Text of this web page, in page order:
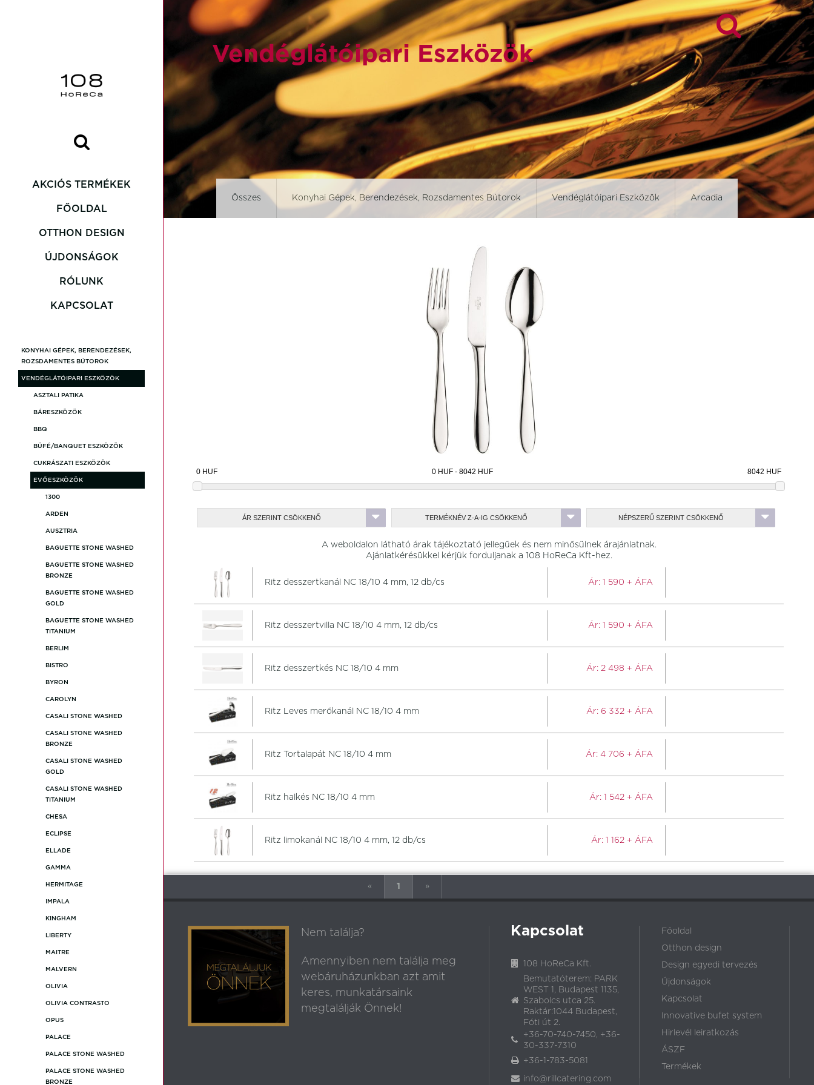
AKCIÓS TERMÉKEK
FŐOLDAL
OTTHON DESIGN
ÚJDONSÁGOK
RÓLUNK
KAPCSOLAT
KONYHAI GÉPEK, BERENDEZÉSEK,
ROZSDAMENTES BÚTOROK
VENDÉGLÁTÓIPARI ESZKÖZÖK
ASZTALI PATIKA
BÁRESZKÖZÖK
BBQ
BÜFÉ/BANQUET ESZKÖZÖK
CUKRÁSZATI ESZKÖZÖK
EVŐESZKÖZÖK
1300
ARDEN
AUSZTRIA
BAGUETTE STONE WASHED
BAGUETTE STONE WASHED
BRONZE
BAGUETTE STONE WASHED
GOLD
BAGUETTE STONE WASHED
TITANIUM
BERLIM
BISTRO
BYRON
CAROLYN
CASALI STONE WASHED
CASALI STONE WASHED
BRONZE
CASALI STONE WASHED
GOLD
CASALI STONE WASHED
TITANIUM
CHESA
ECLIPSE
ELLADE
GAMMA
HERMITAGE
IMPALA
KINGHAM
LIBERTY
MAITRE
MALVERN
OLIVIA
OLIVIA CONTRASTO
OPUS
PALACE
PALACE STONE WASHED
PALACE STONE WASHED
BRONZE
Vendéglátóipari Eszközök
Összes Konyhai Gépek, Berendezések, Rozsdamentes Bútorok Vendéglátóipari Eszközök Arcadia
Craft Csomagolás
Honeybourne JP
Optimo Optimo
Rustic Olive Spiro
William Edwards
ÁR SZERINT CSÖKKENŐ TERMÉKNÉV Z-A-IG CSÖKKENŐ NÉPSZERŰ SZERINT CSÖKKENŐ
A weboldalon látható árak tájékoztató jellegűek és nem minősülnek árajánlatnak.
Ajánlatkérésükkel kérjük forduljanak a 108 HoReCa Kft-hez.
Ritz desszertkanál NC 18/10 4 mm, 12 db/cs Ár:1 590 + ÁFA
Ritz desszertvilla NC 18/10 4 mm, 12 db/cs Ár:1 590 + ÁFA
Ritz desszertkés NC 18/10 4 mm Ár: 2 498 + ÁFA
Ritz Leves merőkanál NC 18/10 4 mm Ár: 6 332 + ÁFA
Ritz Tortalapát NC 18/10 4 mm Ár:4 706 + ÁFA
Ritz halkés NC 18/10 4 mm Ár:1 542 + ÁFA
Ritz limokanál NC 18/10 4 mm, 12 db/cs Ár:1 162 + ÁFA
« 1 »
Nem találja?
Amennyiben nem találja meg
webáruházunkban azt amit
keres, munkatársaink
megtalálják Önnek!
Kapcsolat
108 HoReCa Kft.
Bemutatóterem: PARK
WEST 1, Budapest 1135,
Szabolcs utca 25.
Raktár:1044 Budapest,
Fóti út 2.
+36-70-740-7450, +36-
30-337-7310
+36-1-783-5081
info@rillcatering.com
Főoldal
Otthon design
Design egyedi tervezés
Újdonságok
Kapcsolat
Innovative bufet system
Hirlevél leiratkozás
ÁSZF
Termékek